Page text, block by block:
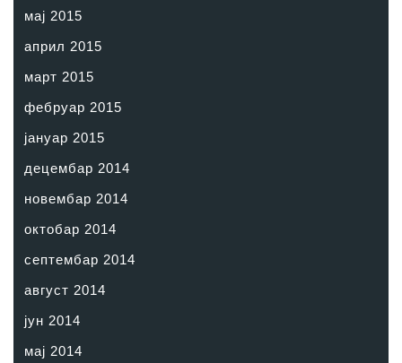
мај 2015
април 2015
март 2015
фебруар 2015
јануар 2015
децембар 2014
новембар 2014
октобар 2014
септембар 2014
август 2014
јун 2014
мај 2014